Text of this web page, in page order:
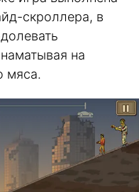
скроллера, в
на
мяса.